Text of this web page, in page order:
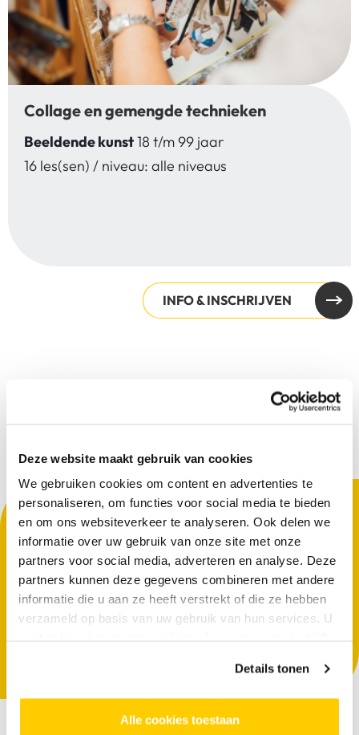
Deze website maakt gebruik van cookies
We gebruiken cookies om content en advertenties te
personaliseren, om functies voor social media te bieden
en om ons websiteverkeer te analyseren. Ook delen we
informatie over uw gebruik van onze site met onze
partners voor social media, adverteren en analyse. Deze
partners kunnen deze gegevens combineren met andere
informatie die u aan ze heeft verstrekt of die ze hebben
verzameld op basis van uw gebruik van hun services. U
Details tonen
Alle cookies toestaan
Collage en gemengde technieken
Beeldende kunst18 t/m 99 jaar
16 les(sen) / niveau: alle niveaus
INFO & INSCHRIJVEN
Op zoek naar een cursus voor kinderen?
Kwam je op deze pagina terecht omdat je op
zoek bent naar een cursus voor kinderen?
Geen probleem, je vindt ze één klik verder.